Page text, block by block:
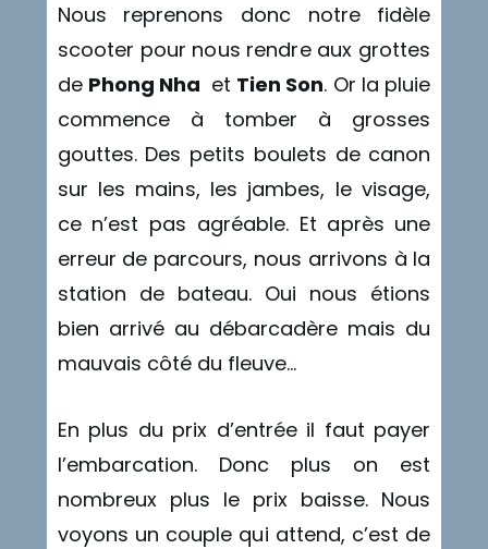
Nous reprenons donc notre fidèle
scooter pour nous rendre aux grottes
de Phong Nha et Tien Son. Or la pluie
commence à tomber à grosses
gouttes. Des petits boulets de canon
sur les mains, les jambes, le visage,
ce n’est pas agréable. Et après une
erreur de parcours, nous arrivons à la
station de bateau. Oui nous étions
bien arrivé au débarcadère mais du
mauvais côté du fleuve…
En plus du prix d’entrée il faut payer
l’embarcation. Donc plus on est
nombreux plus le prix baisse. Nous
voyons un couple qui attend, c’est de